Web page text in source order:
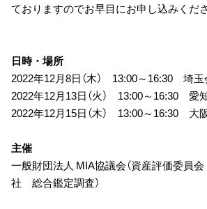
ておりますのでお早目にお申し込みくださ
日時・場所
2022年12月8日（木） 13:00～16:30 埼
2022年12月13日（火） 13:00～16:30 愛
2022年12月15日（木） 13:00～16:30 大
主催
一般財団法人 MIA協議会（資産評価委
社 総合鑑定調査）